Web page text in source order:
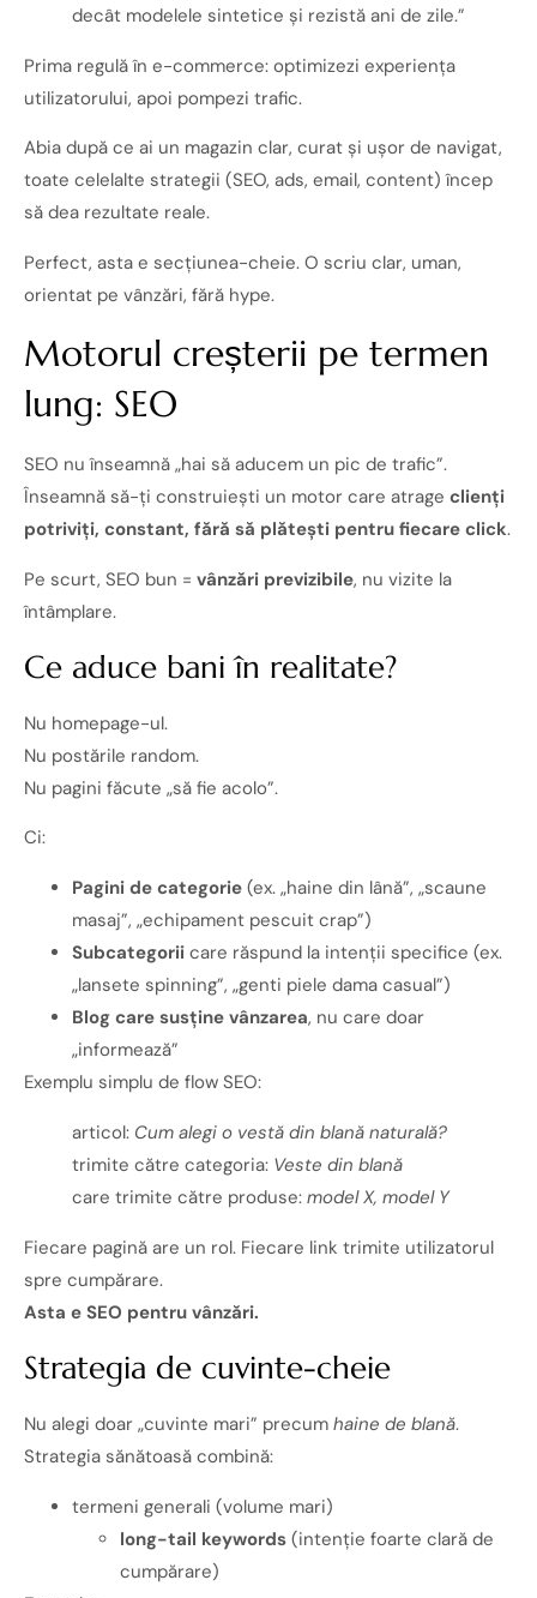
decât modelele sintetice și rezistă ani de zile.”
Prima regulă în e-commerce: optimizezi experiența
utilizatorului, apoi pompezi trafic.
Abia după ce ai un magazin clar, curat și ușor de navigat,
toate celelalte strategii (SEO, ads, email, content) încep
să dea rezultate reale.
Perfect, asta e secțiunea-cheie. O scriu clar, uman,
orientat pe vânzări, fără hype.
Motorul creșterii pe termen
lung: SEO
SEO nu înseamnă „hai să aducem un pic de trafic”.
Înseamnă să-ți construiești un motor care atrage clienți
potriviți, constant, fără să plătești pentru fiecare click.
Pe scurt, SEO bun = vânzări previzibile, nu vizite la
întâmplare.
Ce aduce bani în realitate?
Nu homepage-ul.
Nu postările random.
Nu pagini făcute „să fie acolo”.
Ci:
Pagini de categorie (ex. „haine din lână”, „scaune
masaj”, „echipament pescuit crap”)
Subcategorii care răspund la intenții specifice (ex.
„lansete spinning”, „genti piele dama casual”)
Blog care susține vânzarea, nu care doar
„informează”
Exemplu simplu de flow SEO:
articol: Cum alegi o vestă din blană naturală?
trimite către categoria: Veste din blană
care trimite către produse: model X, model Y
Fiecare pagină are un rol. Fiecare link trimite utilizatorul
spre cumpărare.
Asta e SEO pentru vânzări.
Strategia de cuvinte-cheie
Nu alegi doar „cuvinte mari” precum haine de blană.
Strategia sănătoasă combină:
termeni generali (volume mari)
long-tail keywords (intenție foarte clară de
cumpărare)